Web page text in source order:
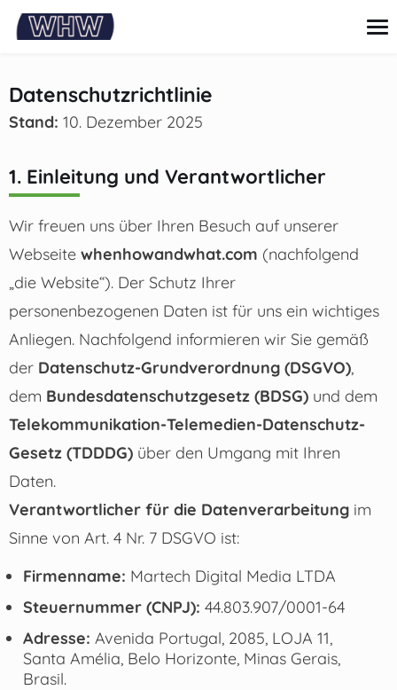
Kreditkarte
Persönliche finanzen
Tipps und anleitungen
Datenschutzrichtlinie
Stand: 10. Dezember 2025
1. Einleitung und Verantwortlicher
Wir freuen uns über Ihren Besuch auf unserer
Webseite whenhowandwhat.com (nachfolgend
„die Website“). Der Schutz Ihrer
personenbezogenen Daten ist für uns ein wichtiges
Anliegen. Nachfolgend informieren wir Sie gemäß
der Datenschutz-Grundverordnung (DSGVO),
dem Bundesdatenschutzgesetz (BDSG)und dem
Telekommunikation-Telemedien-Datenschutz-
Gesetz (TDDDG)über den Umgang mit Ihren
Daten.
Verantwortlicher für die Datenverarbeitungim
Sinne von Art. 4 Nr. 7 DSGVO ist:
Firmenname: Martech Digital Media LTDA
Steuernummer (CNPJ): 44.803.907/0001-64
Adresse: Avenida Portugal, 2085, LOJA 11,
Santa Amélia, Belo Horizonte, Minas Gerais,
Brasil.